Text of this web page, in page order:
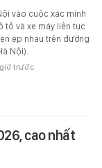
vào cuộc xác minh
tô và xe máy liên tục
ép nhau trên đường
Nội).
giờ trước
cao nhất